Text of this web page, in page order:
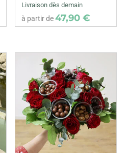
Livraison dès demain
à partir de47,90 €